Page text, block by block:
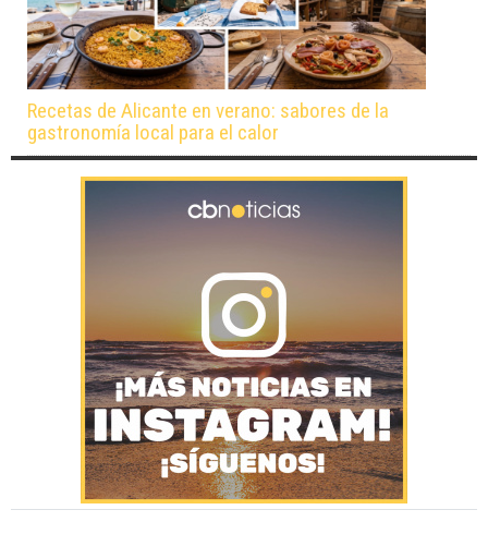
Recetas de Alicante en verano: sabores de la
gastronomía local para el calor